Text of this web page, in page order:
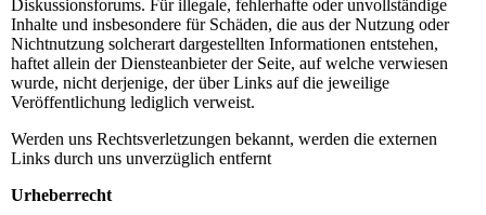
Diskussionsforums. Für illegale, fehlerhafte oder unvollständige
Inhalte und insbesondere für Schäden, die aus der Nutzung oder
Nichtnutzung solcherart dargestellten Informationen entstehen,
haftet allein der Diensteanbieter der Seite, auf welche verwiesen
wurde, nicht derjenige, der über Links auf die jeweilige
Veröffentlichung lediglich verweist.
Werden uns Rechtsverletzungen bekannt, werden die externen
Links durch uns unverzüglich entfernt
Urheberrecht